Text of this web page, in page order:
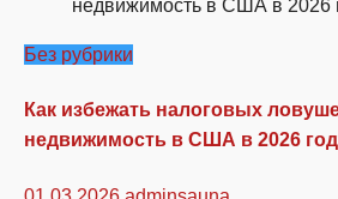
Без рубрики
Как избежать налоговых
недвижимость в США в 2026